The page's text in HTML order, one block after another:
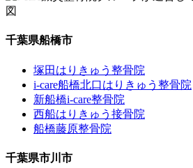
千葉県船橋市
塚田はりきゅう整骨院
i-care船橋北口はりきゅう整骨院
新船橋i-care整骨院
西船はりきゅう接骨院
船橋藤原整骨院
千葉県市川市